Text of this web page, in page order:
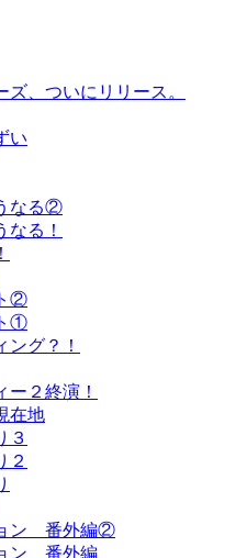
ズ、ついにリリース。
い
なる②
なる！
②
①
ング？！
ー２終演！
在地
３
２
ン 番外編②
ン 番外編